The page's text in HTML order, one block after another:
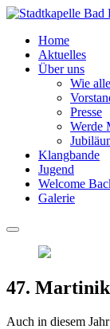
Home
Aktuelles
Über uns
Wie
Presse
Werde
Klangbande
Jugend
Welcome
Galerie
47.
Auch in diesem